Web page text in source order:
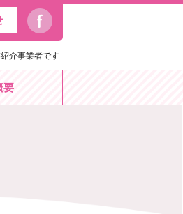
介事業者です
要